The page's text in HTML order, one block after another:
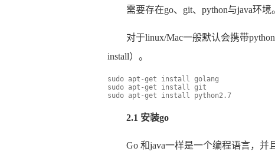
需要存在go、git、python与java环境
对于linux/Mac一般默认会携带
install）。
sudo apt-get install golang
sudo apt-get install git
sudo apt-get install python2.7
2.1 安装go
Go 和java一样是一个编程语言，并